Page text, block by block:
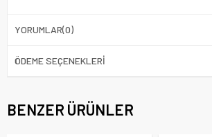
YORUMLAR(0)
ÖDEME SEÇENEKLERI
BENZER ÜRÜNLER